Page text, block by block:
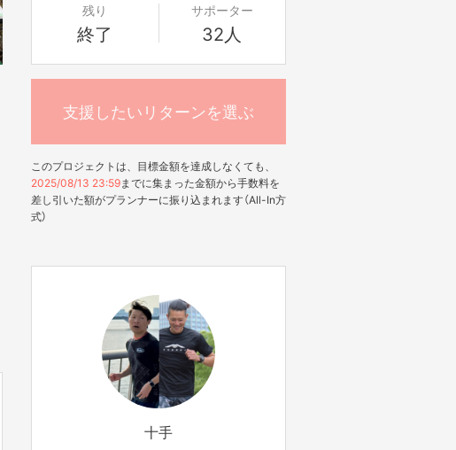
残り
終了
サポーター
32人
支援したいリターンを選ぶ
このプロジェクトは、目標金額を達成しなくても、
2025/08/13 23:59までに集まった金額から手数料を
差し引いた額がプランナーに振り込まれます（All-In方
式）
十手